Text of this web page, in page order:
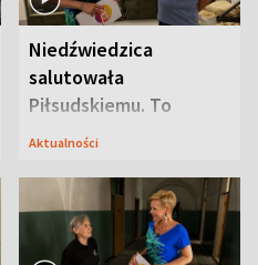
Niedźwiedzica
salutowała
Piłsudskiemu. To
niejedyna tajemnica
Aktualności